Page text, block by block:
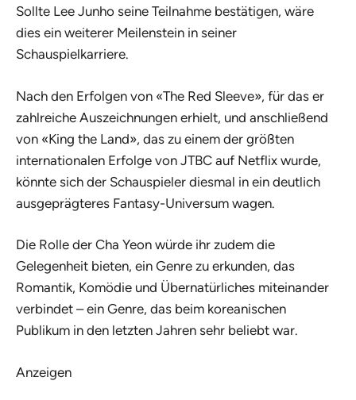
Sollte Lee Junho seine Teilnahme bestätigen, wäre
dies ein weiterer Meilenstein in seiner
Schauspielkarriere.
Nach den Erfolgen von «The Red Sleeve», für das er
zahlreiche Auszeichnungen erhielt, und anschließend
von «King the Land», das zu einem der größten
internationalen Erfolge von JTBC auf Netflix wurde,
könnte sich der Schauspieler diesmal in ein deutlich
ausgeprägteres Fantasy-Universum wagen.
Die Rolle der Cha Yeon würde ihr zudem die
Gelegenheit bieten, ein Genre zu erkunden, das
Romantik, Komödie und Übernatürliches miteinander
verbindet – ein Genre, das beim koreanischen
Publikum in den letzten Jahren sehr beliebt war.
Anzeigen